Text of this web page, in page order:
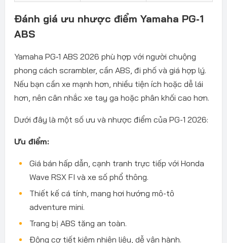
Đánh giá ưu nhược điểm Yamaha PG‑1
ABS
Yamaha PG‑1 ABS 2026 phù hợp với người chuộng
phong cách scrambler, cần ABS, đi phố và giá hợp lý.
Nếu bạn cần xe mạnh hơn, nhiều tiện ích hoặc dễ lái
hơn, nên cân nhắc xe tay ga hoặc phân khối cao hơn.
Dưới đây là một số ưu và nhược điểm của PG-1 2026:
Ưu điểm:
Giá bán hấp dẫn, cạnh tranh trực tiếp với Honda
Wave RSX FI và xe số phổ thông.
Thiết kế cá tính, mang hơi hướng mô-tô
adventure mini.
Trang bị ABS tăng an toàn.
Động cơ tiết kiệm nhiên liệu, dễ vận hành.